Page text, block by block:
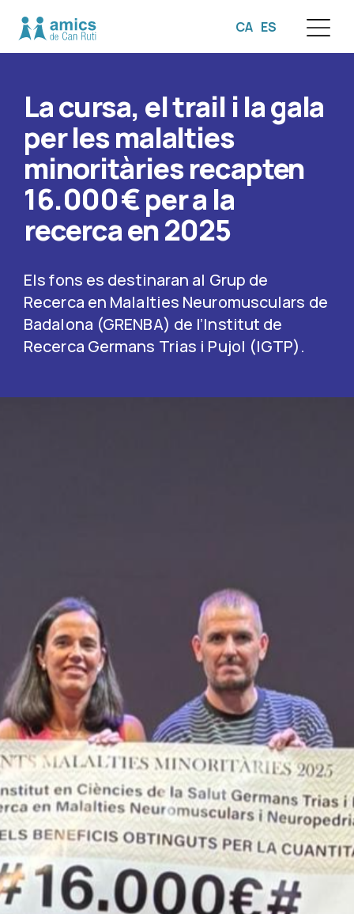
CA ES
La cursa, el trail i la gala
per les malalties
minoritàries recapten
16.000 € per a la
recerca en 2025
Els fons es destinaran al Grup de
Recerca en Malalties Neuromusculars de
Badalona (GRENBA) de l’Institut de
Recerca Germans Trias i Pujol (IGTP).